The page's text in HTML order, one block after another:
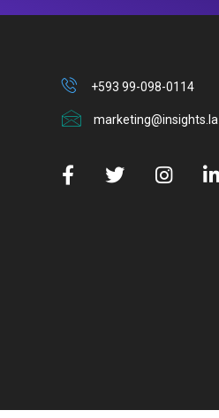
+593 99-098-0114
marketing@insights.la